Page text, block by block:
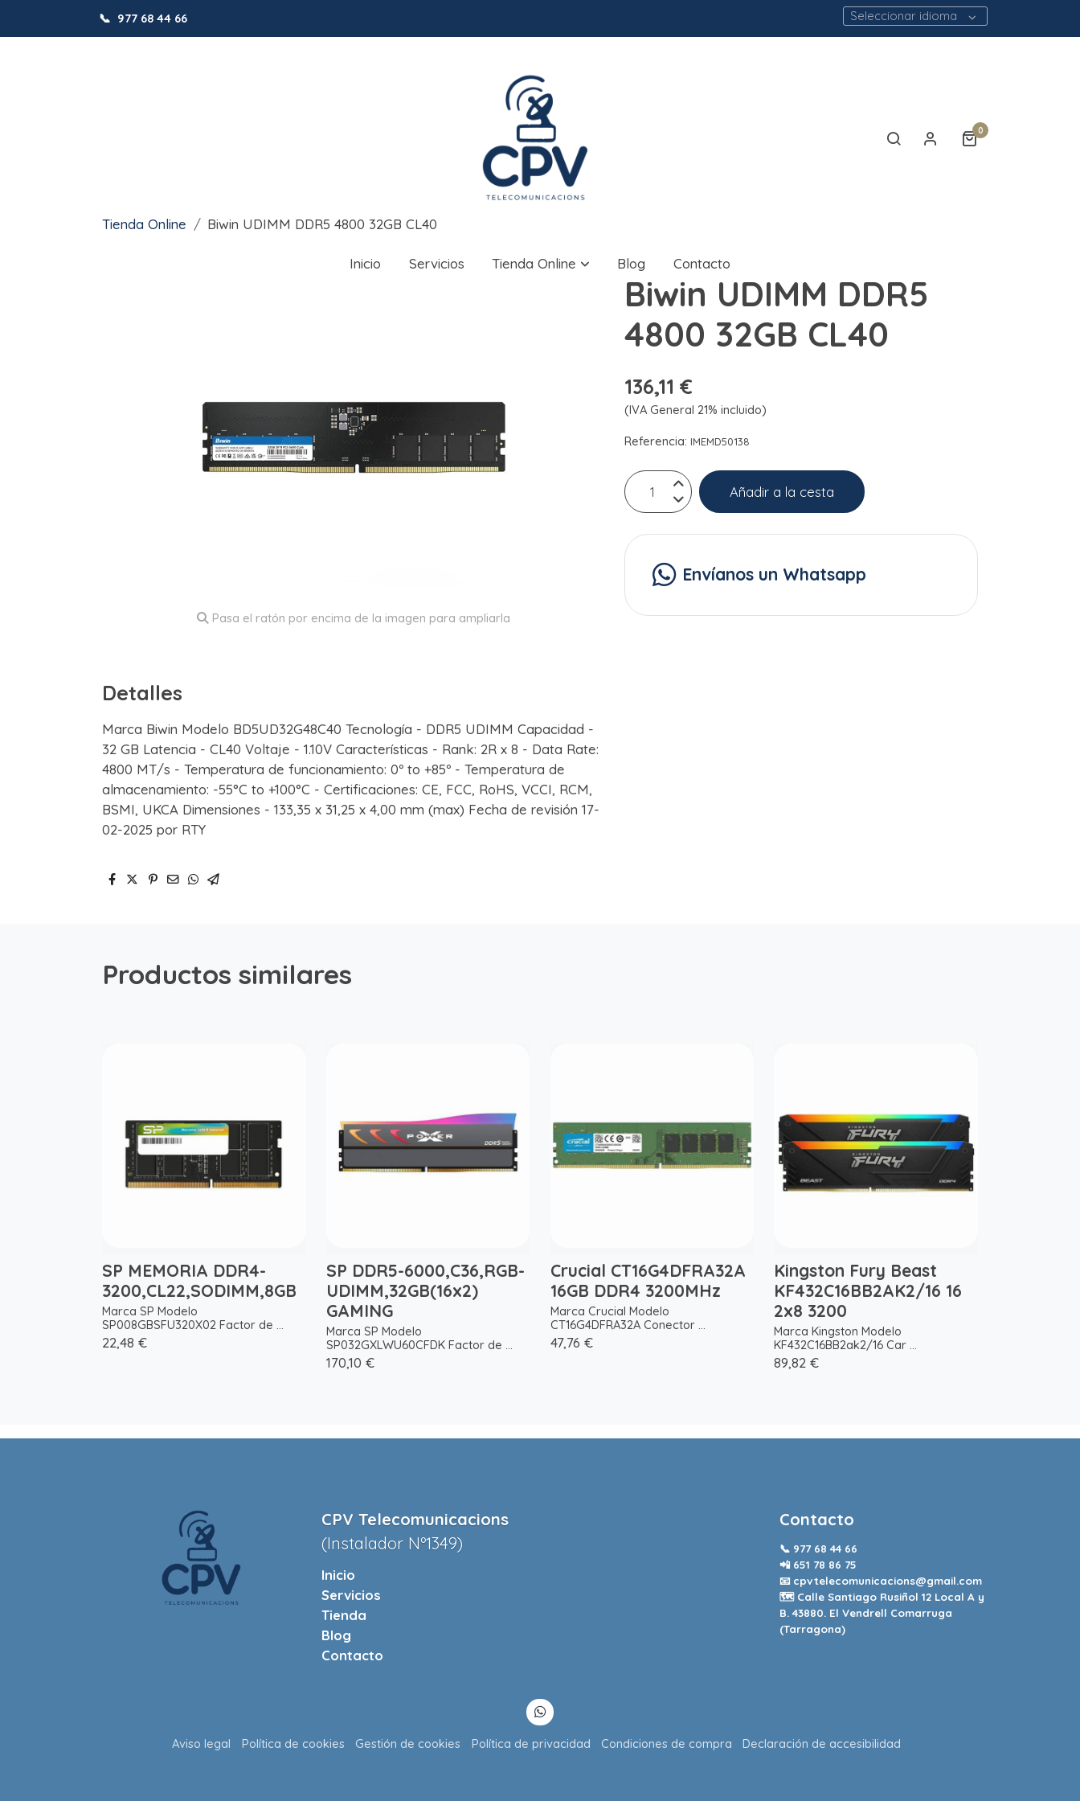
📞 977 68 44 66 Seleccionar idioma
0
Inicio Servicios Tienda Online Blog Contacto
Tienda Online Biwin UDIMM DDR5 4800 32GB CL40
Pasa el ratón por encima de la imagen para ampliarla
Detalles
Marca Biwin Modelo BD5UD32G48C40 Tecnología - DDR5 UDIMM Capacidad -
32 GB Latencia - CL40 Voltaje - 1.10V Características - Rank: 2R x 8 - Data Rate:
4800 MT/s - Temperatura de funcionamiento: 0º to +85º - Temperatura de
almacenamiento: -55°C to +100°C - Certificaciones: CE, FCC, RoHS, VCCI, RCM,
BSMI, UKCA Dimensiones - 133,35 x 31,25 x 4,00 mm (max) Fecha de revisión 17-
02-2025 por RTY
Biwin UDIMM DDR5
4800 32GB CL40
136,11 €
(IVA General 21% incluido)
Referencia: IMEMD50138
Añadir a la cesta
Envíanos un Whatsapp
Productos similares
SP MEMORIA DDR4-
3200,CL22,SODIMM,8GB
Marca SP Modelo
SP008GBSFU320X02 Factor de ...
22,48 €
SP DDR5-6000,C36,RGB-
UDIMM,32GB(16x2)
GAMING
Marca SP Modelo
SP032GXLWU60CFDK Factor de ...
170,10 €
Crucial CT16G4DFRA32A
16GB DDR4 3200MHz
Marca Crucial Modelo
CT16G4DFRA32A Conector ...
47,76 €
Kingston Fury Beast
KF432C16BB2AK2/16 16
2x8 3200
Marca Kingston Modelo
KF432C16BB2ak2/16 Car ...
89,82 €
CPV Telecomunicacions
(Instalador Nº1349)
Inicio
Servicios
Tienda
Blog
Contacto
Contacto
📞 977 68 44 66
📲 651 78 86 75
📧 cpvtelecomunicacions@gmail.com
🗺️ Calle Santiago Rusiñol 12 Local A y
B. 43880. El Vendrell Comarruga
(Tarragona)
Aviso legal Política de cookies Gestión de cookies Política de privacidad Condiciones de compra Declaración de accesibilidad